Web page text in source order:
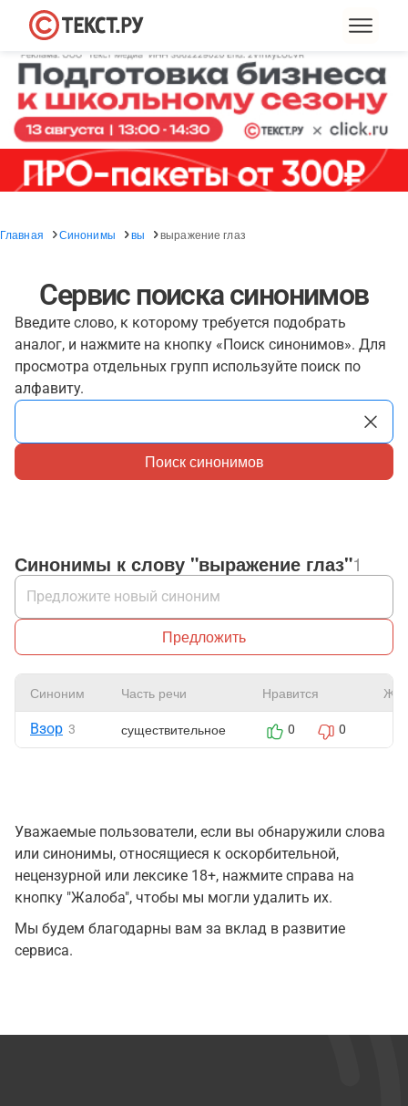
Главная Синонимы вы выражение глаз
Сервис поиска синонимов
Введите слово, к которому требуется подобрать
аналог, и нажмите на кнопку «Поиск синонимов». Для
просмотра отдельных групп используйте поиск по
алфавиту.
Поиск синонимов
Синонимы к слову "выражение глаз"1
Предложить
Синоним Часть речи Нравится
Взор 3 существительное 0 0
Уважаемые пользователи, если вы обнаружили слова
или синонимы, относящиеся к оскорбительной,
нецензурной или лексике 18+, нажмите справа на
кнопку "Жалоба", чтобы мы могли удалить их.
Мы будем благодарны вам за вклад в развитие
сервиса.